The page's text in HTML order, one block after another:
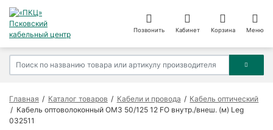
Позвонить Кабинет Корзина Меню
Главная Каталог товаров Кабели и провода
Кабель оптический
Кабель оптоволоконный OM3 50/125 12 FO внутр./внеш. (м) Leg
032511